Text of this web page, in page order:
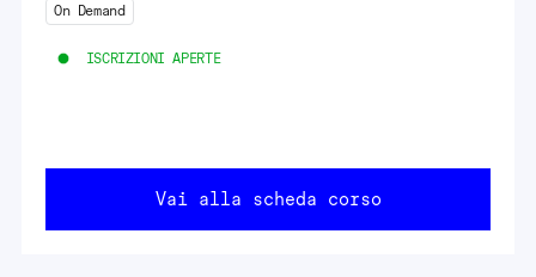
On Demand
ISCRIZIONI APERTE
Vai alla scheda corso